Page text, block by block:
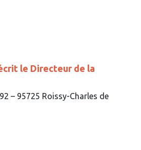
le Directeur de la
– 95725 Roissy-Charles de